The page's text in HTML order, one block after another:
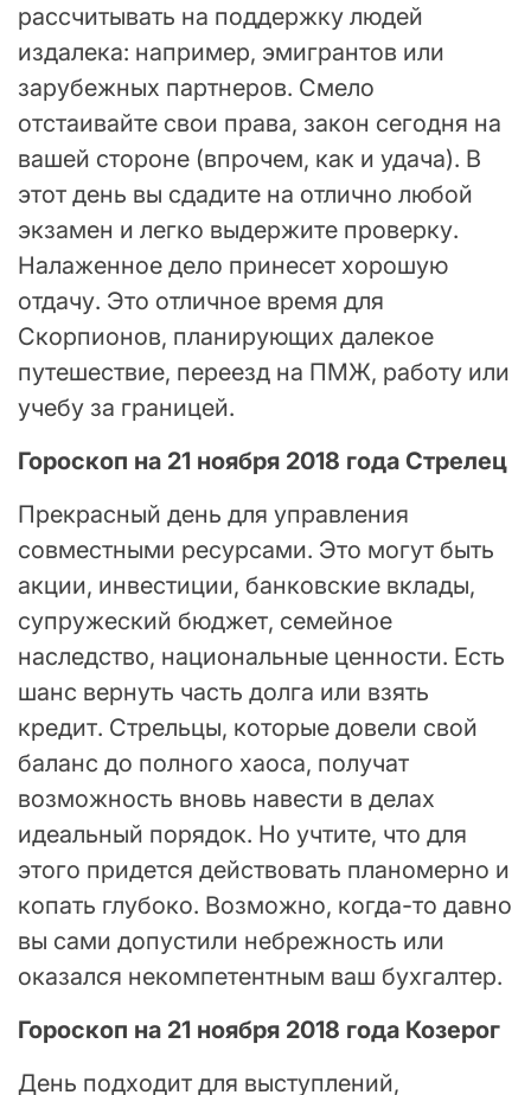
рассчитывать на поддержку людей
издалека: например, эмигрантов или
зарубежных партнеров. Смело
отстаивайте свои права, закон сегодня на
вашей стороне (впрочем, как и удача). В
этот день вы сдадите на отлично любой
экзамен и легко выдержите проверку.
Налаженное дело принесет хорошую
отдачу. Это отличное время для
Скорпионов, планирующих далекое
путешествие, переезд на ПМЖ, работу или
учебу за границей.
Гороскоп на 21 ноября 2018 года Стрелец
Прекрасный день для управления
совместными ресурсами. Это могут быть
акции, инвестиции, банковские вклады,
супружеский бюджет, семейное
наследство, национальные ценности. Есть
шанс вернуть часть долга или взять
кредит. Стрельцы, которые довели свой
баланс до полного хаоса, получат
возможность вновь навести в делах
идеальный порядок. Но учтите, что для
этого придется действовать планомерно и
копать глубоко. Возможно, когда-то давно
вы сами допустили небрежность или
оказался некомпетентным ваш бухгалтер.
Гороскоп на 21 ноября 2018 года Козерог
День подходит для выступлений,